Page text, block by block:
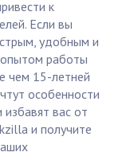
к
Если вы
удобным и
работы
чем 15-летней
особенности
вас от
и получите